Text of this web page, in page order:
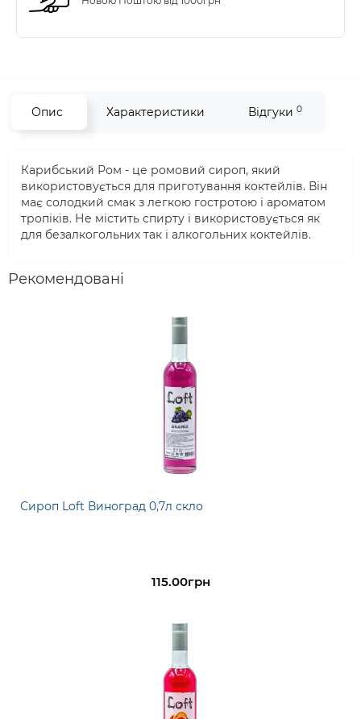
Опис Характеристики Відгуки 0
Карибський Ром - це ромовий сироп, який
використовується для приготування коктейлів. Він
має солодкий смак з легкою гостротою і ароматом
тропіків. Не містить спирту і використовується як
для безалкогольних так і алкогольних коктейлів.
Рекомендовані
Сироп Loft Виноград 0,7л скло
115.00грн